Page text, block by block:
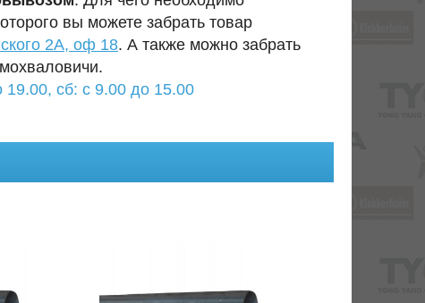
вы можете забрать товар
2А, оф 18. А также можно забрать
19.00, сб: с 9.00 до 15.00